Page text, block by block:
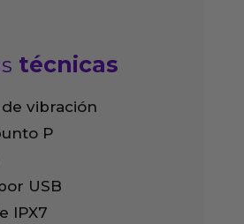
técnicas
vibración
P
USB
IPX7